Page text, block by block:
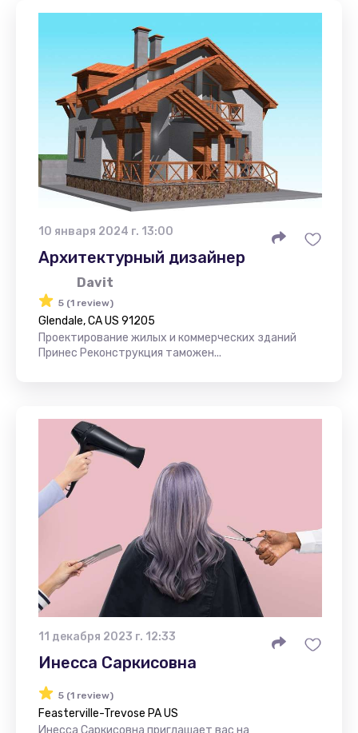
10 января 2024 г. 13:00
Архитектурный дизайнер
Davit
5 (1 review)
Glendale, CA US 91205
Проектирование жилых и коммерческих зданий
Принес Реконструкция таможен...
11 декабря 2023 г. 12:33
Инесса Саркисовна
5 (1 review)
Feasterville-Trevose PA US
Инесса Саркисовна приглашает вас на